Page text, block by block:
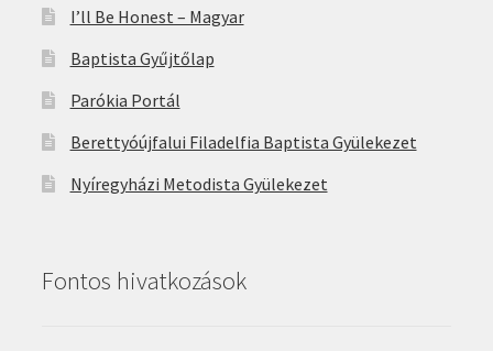
I’ll Be Honest – Magyar
Baptista Gyűjtőlap
Parókia Portál
Berettyóújfalui Filadelfia Baptista Gyülekezet
Nyíregyházi Metodista Gyülekezet
Fontos hivatkozások